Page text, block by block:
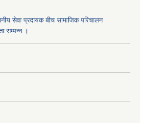
सेवा प्रदायक बीच सामाजिक परिचालन
सम्पन्न ।